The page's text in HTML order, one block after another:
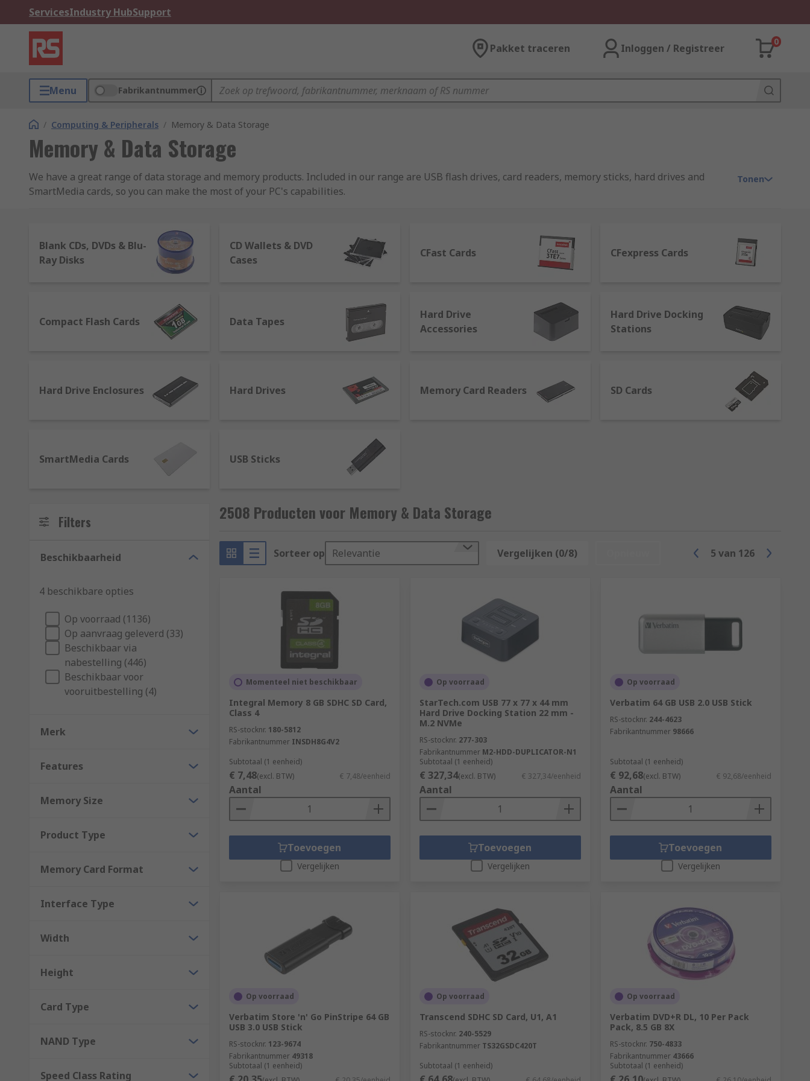
ServicesIndustry HubSupport
Pakket traceren Inloggen / Registreer
0
Menu Fabrikantnummer
/ Computing & Peripherals / Memory & Data Storage
Memory & Data Storage
We have a great range of data storage and memory products. Included in our range are USB flash drives, card readers, memory sticks, hard drives and
SmartMedia cards, so you can make the most of your PC's capabilities.
Storage devices are available, in various high-performance types. Such asrandom access memory (RAM), Static Ram (SRAM) or Dynamic RAM (DRAM), these
types of memory are possible to read from and can be written to randomly. The main differences between Dynamic and Static ram are the need for a
periodic refresh of dynamic memory, which can also make the static memory a preferable choice for some applications. The main types of storage devices
Compact Flash Cards
Floppy Disk Drives
Nas Drives, SD Cards
Tonen
Blank CDs, DVDs & Blu-
Ray Disks
CD Wallets & DVD
Cases
CFast Cards CFexpress Cards
Compact Flash Cards Data Tapes
Hard Drive
Accessories
Hard Drive Docking
Stations
Hard Drive Enclosures Hard Drives Memory Card Readers SD Cards
SmartMedia Cards USB Sticks
Filters
Beschikbaarheid
4 beschikbare opties
Op voorraad (1136)
Op aanvraag geleverd (33)
Beschikbaar via
nabestelling (446)
Beschikbaar voor
vooruitbestelling (4)
Merk
Features
Memory Size
Product Type
Memory Card Format
Interface Type
Width
Height
Card Type
NAND Type
Speed Class Rating
2508 Producten voor Memory & Data Storage
Sorteer op Relevantie Vergelijken (0/8) 5 van 126
Momenteel niet beschikbaar
Integral Memory 8 GB SDHC SD Card,
Class 4
RS-stocknr. 180-5812
Fabrikantnummer INSDH8G4V2
Subtotaal (1 eenheid)
€ 7,48(excl. BTW) € 7,48/eenheid
Aantal
Toevoegen
Vergelijken
Op voorraad
StarTech.com USB 77 x 77 x 44 mm
Hard Drive Docking Station 22 mm -
M.2 NVMe
RS-stocknr. 277-303
Fabrikantnummer M2-HDD-DUPLICATOR-N1
Subtotaal (1 eenheid)
€ 327,34(excl. BTW) € 327,34/eenheid
Aantal
Toevoegen
Vergelijken
Op voorraad
Verbatim 64 GB USB 2.0 USB Stick
RS-stocknr. 244-4623
Fabrikantnummer 98666
Subtotaal (1 eenheid)
€ 92,68(excl. BTW) € 92,68/eenheid
Aantal
Toevoegen
Vergelijken
Op voorraad
Verbatim Store 'n' Go PinStripe 64 GB
USB 3.0 USB Stick
RS-stocknr. 123-9674
Fabrikantnummer 49318
Subtotaal (1 eenheid)
Op voorraad
Transcend SDHC SD Card, U1, A1
RS-stocknr. 240-5529
Fabrikantnummer TS32GSDC420T
Subtotaal (1 eenheid)
Op voorraad
Verbatim DVD+R DL, 10 Per Pack
Pack, 8.5 GB 8X
RS-stocknr. 750-4833
Fabrikantnummer 43666
Subtotaal (1 eenheid)